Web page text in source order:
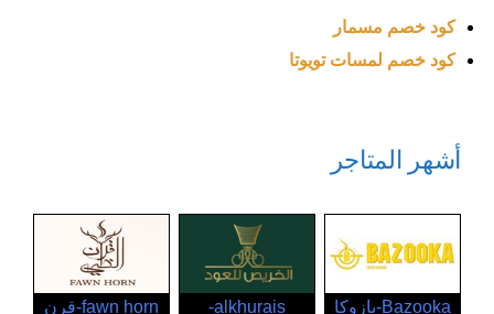
كود خصم مسمار
كود خصم لمسات تويوتا
أشهر المتاجر
Bazooka-بازوكا
alkhurais-
fawn horn-قرن